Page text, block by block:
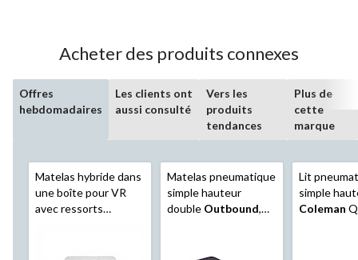
Acheter des produits connexes
Offres
hebdomadaires
Les clients ont
aussi consulté
Vers les
produits
tendances
Plus de
cette
marque
Matelas hybride dans
une boîte pour VR
avec ressorts
Matelas pneumatique
simple hauteur
double Outbound,
Lit
simple
Coleman